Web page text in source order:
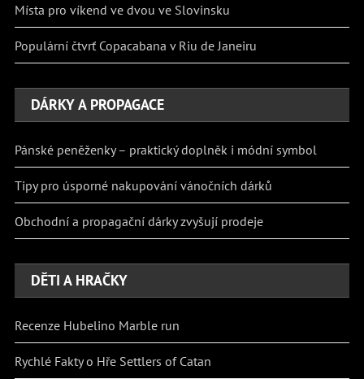
Místa pro víkend ve dvou ve Slovinsku
Populární čtvrť Copacabana v Riu de Janeiru
DÁRKY A PROPAGACE
Pánské peněženky – praktický doplněk i módní symbol
Tipy pro úsporné nakupování vánočních dárků
Obchodní a propagační dárky zvyšují prodeje
DĚTI A HRAČKY
Recenze Hubelino Marble run
Rychlé Fakty o Hře Settlers of Catan